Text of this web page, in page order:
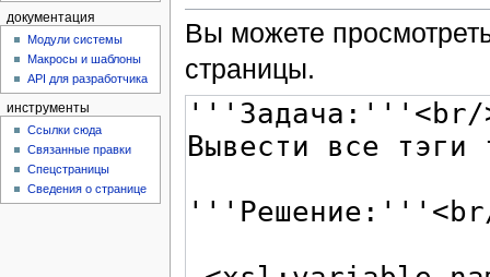
Вы можете
страницы.
документация
Модули системы
Макросы и шаблоны
API для разработчика
инструменты
Ссылки сюда
Связанные правки
Спецстраницы
Сведения о странице